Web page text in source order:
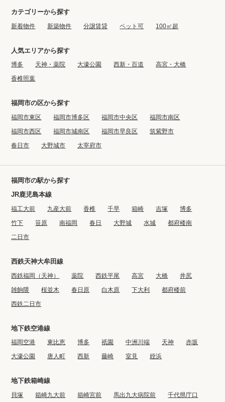
カテゴリーから探す
新着物件 新築物件 分譲賃貸 ペット可 100㎡超
人気エリアから探す
博多 天神・薬院 大濠公園 西新・百道
高宮・大橋
香椎照葉
福岡市の区から探す
福岡市東区 福岡市博多区 福岡市中央区
福岡市南区
福岡市西区
福岡市城南区 福岡市早良区
筑紫野市
春日市
大野城市 太宰府市
福岡市の駅から探す
JR鹿児島本線
福工大前 九産大前 香椎 千早 箱崎 吉塚
博多
竹下
笹原 南福岡 春日 大野城 水城
都府楼南
二日市
西鉄天神大牟田線
西鉄福岡（天神） 薬院 西鉄平尾 高宮 大橋
井尻
雑餉隈
桜並木 春日原 白木原 下大利
都府楼前
西鉄二日市
地下鉄空港線
福岡空港 東比恵 博多 祇園 中洲川端 天神
赤坂
大濠公園
唐人町 西新 藤崎 室見 姪浜
地下鉄箱崎線
貝塚 箱崎九大前 箱崎宮前 馬出九大病院前 千代県庁口